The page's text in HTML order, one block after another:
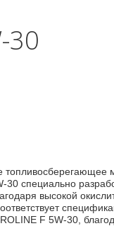
30
специально
высокой
F 5W-30,